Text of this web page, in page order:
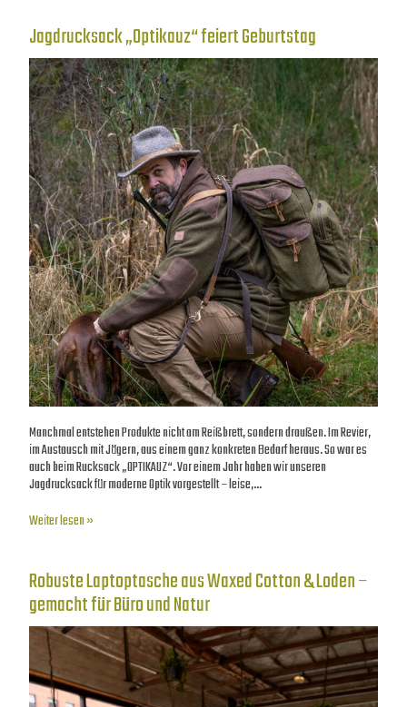
Jagdrucksack „Optikauz“ feiert Geburtstag
Manchmal entstehen Produkte nicht am Reißbrett, sondern draußen. Im Revier,
im Austausch mit Jägern, aus einem ganz konkreten Bedarf heraus. So war es
auch beim Rucksack „OPTIKAUZ“. Vor einem Jahr haben wir unseren
Jagdrucksack für moderne Optik vorgestellt – leise,…
Weiter lesen »
Robuste Laptoptasche aus Waxed Cotton & Loden –
gemacht für Büro und Natur